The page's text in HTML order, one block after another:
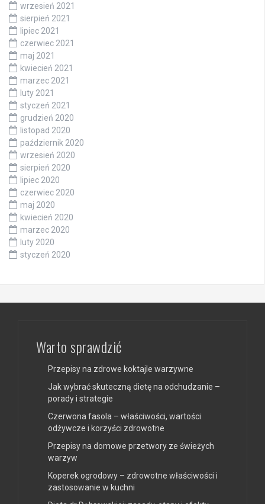
wrzesień 2021
sierpień 2021
lipiec 2021
czerwiec 2021
maj 2021
kwiecień 2021
marzec 2021
luty 2021
styczeń 2021
grudzień 2020
listopad 2020
październik 2020
wrzesień 2020
sierpień 2020
lipiec 2020
czerwiec 2020
maj 2020
kwiecień 2020
marzec 2020
luty 2020
styczeń 2020
Warto sprawdzić
Przepisy na zdrowe koktajle warzywne
Jak wybrać skuteczną dietę na odchudzanie –
porady i strategie
Czerwona fasola – właściwości, wartości
odżywcze i korzyści zdrowotne
Przepisy na domowe przetwory ze świeżych
warzyw
Koperek ogrodowy – zdrowotne właściwości i
zastosowanie w kuchni